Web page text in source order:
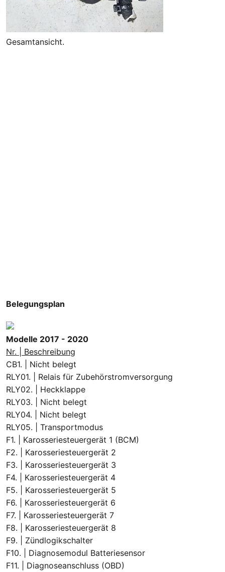
Gesamtansicht.
Belegungsplan
Modelle 2017 - 2020
Nr. | Beschreibung
CB1. | Nicht belegt
RLY01. | Relais für Zubehörstromversorgung
RLY02. | Heckklappe
RLY03. | Nicht belegt
RLY04. | Nicht belegt
RLY05. | Transportmodus
F1. | Karosseriesteuergerät 1 (BCM)
F2. | Karosseriesteuergerät 2
F3. | Karosseriesteuergerät 3
F4. | Karosseriesteuergerät 4
F5. | Karosseriesteuergerät 5
F6. | Karosseriesteuergerät 6
F7. | Karosseriesteuergerät 7
F8. | Karosseriesteuergerät 8
F9. | Zündlogikschalter
F10. | Diagnosemodul Batteriesensor
F11. | Diagnoseanschluss (OBD)